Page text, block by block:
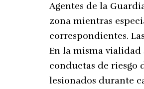
Agentes de la
zona mientras
correspondientes.
En la misma
conductas de riesgo
lesionados durante